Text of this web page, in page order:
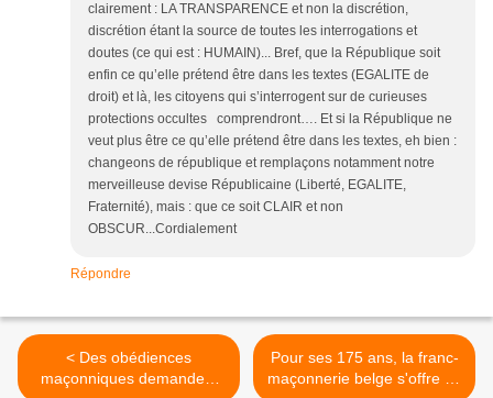
clairement : LA TRANSPARENCE et non la discrétion,
discrétion étant la source de toutes les interrogations et
doutes (ce qui est : HUMAIN)... Bref, que la République soit
enfin ce qu’elle prétend être dans les textes (EGALITE de
droit) et là, les citoyens qui s’interrogent sur de curieuses
protections occultes comprendront…. Et si la République ne
veut plus être ce qu’elle prétend être dans les textes, eh bien :
changeons de république et remplaçons notamment notre
merveilleuse devise Républicaine (Liberté, EGALITE,
Fraternité), mais : que ce soit CLAIR et non
OBSCUR...Cordialement
Répondre
< Des obédiences
maçonniques demandent
Pour ses 175 ans, la franc-
maçonnerie belge s'offre un